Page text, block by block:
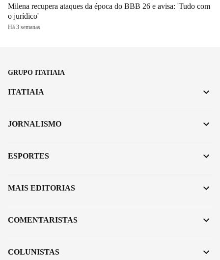
Milena recupera ataques da época do BBB 26 e avisa: 'Tudo com
o jurídico'
Há 3 semanas
GRUPO ITATIAIA
ITATIAIA
JORNALISMO
ESPORTES
MAIS EDITORIAS
COMENTARISTAS
COLUNISTAS